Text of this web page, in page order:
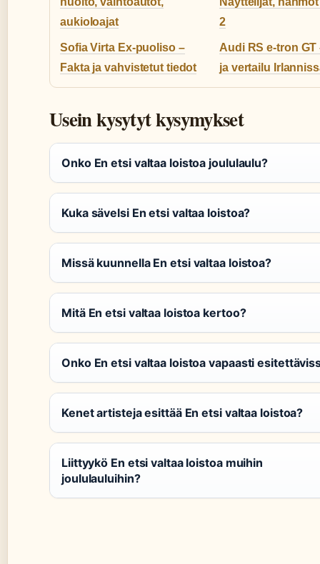
aukioloajat
2
Sofia Virta Ex-puoliso –
Fakta ja vahvistetut tiedot
Audi RS e-tron GT
ja vertailu
Usein kysytyt kysymykset
Onko En etsi valtaa loistoa joululaulu?
Kuka sävelsi En etsi valtaa loistoa?
Missä kuunnella En etsi valtaa loistoa?
Mitä En etsi valtaa loistoa kertoo?
Onko En etsi valtaa loistoa vapaasti
Kenet artisteja esittää En etsi valtaa loistoa?
Liittyykö En etsi valtaa loistoa muihin
joululauluihin?